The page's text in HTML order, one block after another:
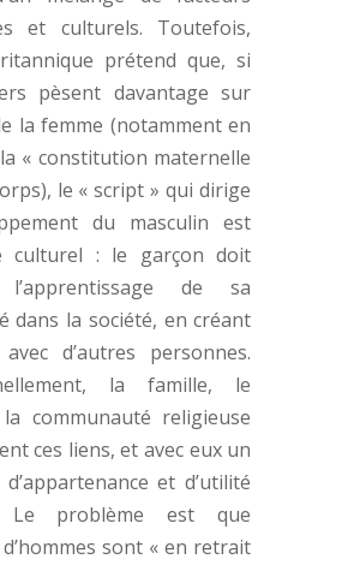
et culturels. Toutefois,
prétend que, si
pèsent davantage sur
la femme (notamment en
« constitution maternelle
le « script » qui dirige
du masculin est
culturel : le garçon doit
de sa
dans la société, en créant
d’autres personnes.
la famille, le
communauté religieuse
ces liens, et avec eux un
et d’utilité
Le problème est que
sont « en retrait